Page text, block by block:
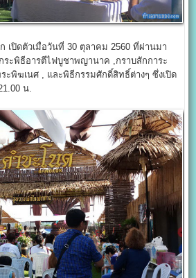
เปิดตัวเมื่อวันที่ 30 ตุลาคม 2560 ที่ผ่านมา
ะพิธีอารตีไฟบูชาพญานาค ,กราบสักการะ
พิฆเนศ , และพิธีกรรมศักดิ์สิทธิ์ต่างๆ ซึ่งเปิด
น.